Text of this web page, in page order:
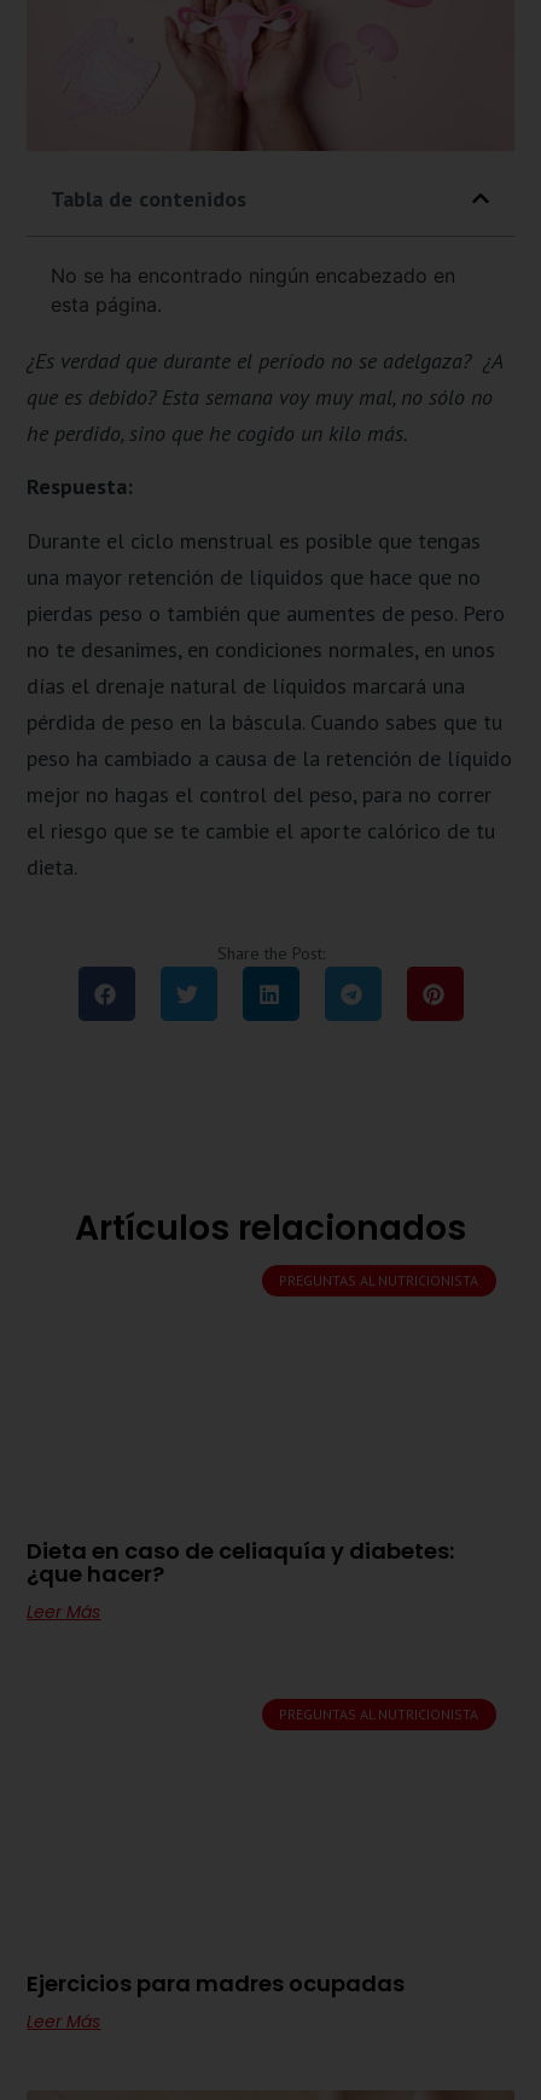
Tabla de contenidos
No se ha encontrado ningún encabezado en
esta página.
¿Es verdad que durante el período no se adelgaza? ¿A
que es debido? Esta semana voy muy mal, no sólo no
he perdido, sino que he cogido un kilo más.
Respuesta:
Durante el ciclo menstrual es posible que tengas
una mayor retención de líquidos que hace que no
pierdas peso o también que aumentes de peso. Pero
no te desanimes, en condiciones normales, en unos
días el drenaje natural de líquidos marcará una
pérdida de peso en la báscula. Cuando sabes que tu
peso ha cambiado a causa de la retención de líquido
mejor no hagas el control del peso, para no correr
el riesgo que se te cambie el aporte calórico de tu
dieta.
Share the Post:
Artículos relacionados
PREGUNTAS AL NUTRICIONISTA
Dieta en caso de celiaquía y diabetes:
¿que hacer?
Leer Más
PREGUNTAS AL NUTRICIONISTA
Ejercicios para madres ocupadas
Leer Más